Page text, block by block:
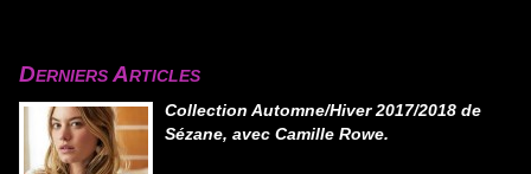
Derniers Articles
Collection Automne/Hiver 2017/2018 de
Sézane, avec Camille Rowe.